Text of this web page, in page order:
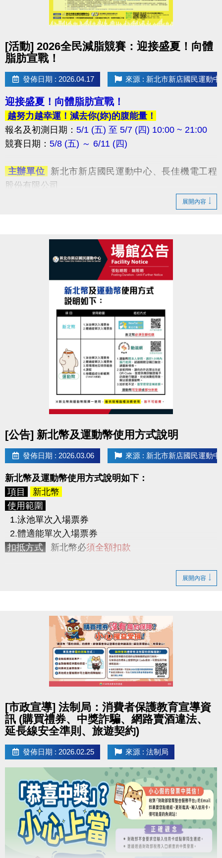
[活動] 2026全民減脂競賽：迎接盛夏！向體
脂肪宣戰！
發佈日期 : 2026.04.17 來源 : 新北市新店國民運動中
迎接盛夏！向體脂肪宣戰！
越努力越幸運！減去你(妳)的腹能量！
報名及初測日期： 5/1 (五) 至 5/7 (四) 10:00 ~ 21:00
競賽日期： 5/8 (五) ～ 6/11 (四) ​
​ 主辦單位 新北市新店國民運動中心、長佳機電工程
股份有限公司
新北市政府體育局、中華民國體育健康推
廣協會、火星計畫股份有限公司、快樂夥伴運動工作
新北市新店國民運動中心3F體適能中心
須年滿18歲以上，無心血管疾病或危險性慢性疾病
(參賽者務必審慎評估，如因身體疾病不適本活動者請
於活動報名期間，
攜帶1吋大頭照至 中心3F櫃台
體適能中心月卡1,500元 (總價值2,250元起)
即可免費報名參加減脂競賽，
參賽選手須本人報名填寫活動報名表及參賽切結書
1. 體適能中心月卡1張(原價1,500元/人)
> 使用期限為5/8(五) ~ 6/11(四)，共35天，於使用
期間內可不限次數不限時間進出3F體適能中心。
2. 身體組成分析檢測2次(原價200元/次，2次共400元。)
> 初測及尾測2次，並提供測量報告。
3. LP SUPPORT 肌力訓練帶1條
競賽檢測
請參賽者於下列時間內至3F櫃台報到測量
依初測及尾測的體脂率做比較，以體指率下降百分比
男、女子組各取前3名，男女綜合排名取總冠軍1名。
競賽排名及獎項如下： ( 量測時須穿著輕便衣物，
並配合教練指示。)
分組排名
亞軍：[船井] 酸痛按摩機尊爵款
季軍：[快樂夥伴] 亞瑟士慢跑鞋 GT-1000
綜合排名[加碼獎] 總冠軍 1 名：[火星計畫] 火神無線
吹風機
參賽優惠
於競賽期間內，參賽者出示本活動之月卡，即可享有
展開內容
[公告] 新北幣及運動幣使用方式說明
發佈日期 : 2026.03.06 來源 : 新北市新店國民運動中
新北幣及運動幣使用方式說明如下：
項目
新北幣
使用範圍
1.泳池單次入場票券
2.體適能單次入場票券
扣抵方式 新北幣必須全額扣款
2.體適能單次入場票券
3.現場場地及球具租借
5.身體組成分析檢測(TANITA系統)
限本人使用，請於1小時內進行抵用
期限及隔日無效，請重新領券。
2.欲抵用時，請向合作店家出示此QR-Code，並提供
簡訊驗證碼予店員進行驗證，完成消費抵用後，無法
3.如折抵不足，僅受理現金補差額 。
> 運動幣可全額或部分折抵
> 運動幣民眾使用說明 https://reurl.cc/npVxrn
※新北幣與運動幣限擇一使用，
僅供現場臨櫃消費使
用，皆不可退費。
展開內容
[市政宣導] 法制局：消費者保護教育宣導資
訊 (購買禮券、中獎詐騙、網路賣酒違法、
延長線安全準則、旅遊契約)
發佈日期 : 2026.02.25 來源 : 法制局